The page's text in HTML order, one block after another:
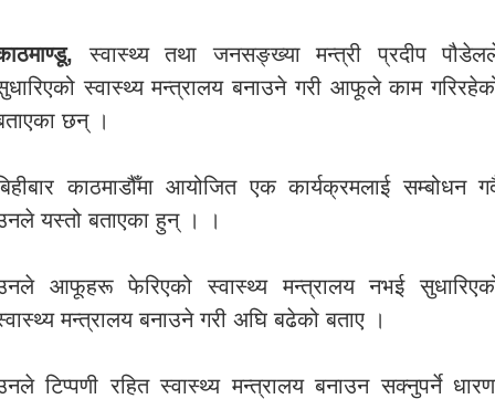
स्वास्थ्य तथा जनसङ्ख्या मन्त्री प्रदीप
स्वास्थ्य मन्त्रालय बनाउने गरी आफूले काम
छन् ।
काठमाडौँमा आयोजित एक कार्यक्रमलाई सम्बोधन
यस्तो बताएका हुन् । ।
आफूहरू फेरिएको स्वास्थ्य मन्त्रालय नभई
मन्त्रालय बनाउने गरी अघि बढेको बताए ।
टिप्पणी रहित स्वास्थ्य मन्त्रालय बनाउन सक्नुपर्ने